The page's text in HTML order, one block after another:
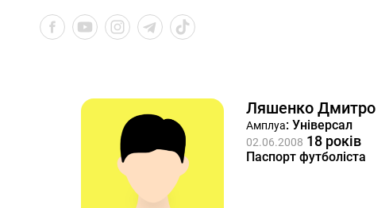
Ляшенко Дмитро
Амплуа: Універсал
02.06.2008 18 років
Паспорт футболіста